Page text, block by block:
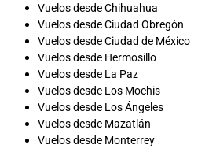
Vuelos desde Chihuahua
Vuelos desde Ciudad Obregón
Vuelos desde Ciudad de México
Vuelos desde Hermosillo
Vuelos desde La Paz
Vuelos desde Los Mochis
Vuelos desde Los Ángeles
Vuelos desde Mazatlán
Vuelos desde Monterrey